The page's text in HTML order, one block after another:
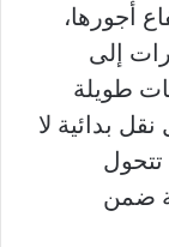
أجورها،
إلى
طويلة
بدائية لا
تتحول
ضمن